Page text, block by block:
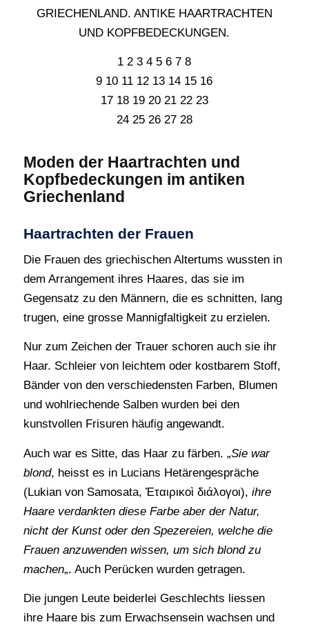
GRIECHENLAND. ANTIKE HAARTRACHTEN
UND KOPFBEDECKUNGEN.
1 2 3 4 5 6 7 8
9 10 11 12 13 14 15 16
17 18 19 20 21 22 23
24 25 26 27 28
Moden der Haartrachten und
Kopfbedeckungen im antiken
Griechenland
Haartrachten der Frauen
Die Frauen des griechischen Altertums wussten in
dem Arrangement ihres Haares, das sie im
Gegensatz zu den Männern, die es schnitten, lang
trugen, eine grosse Mannigfaltigkeit zu erzielen.
Nur zum Zeichen der Trauer schoren auch sie ihr
Haar. Schleier von leichtem oder kostbarem Stoff,
Bänder von den verschiedensten Farben, Blumen
und wohlriechende Salben wurden bei den
kunstvollen Frisuren häufig angewandt.
Auch war es Sitte, das Haar zu färben. „Sie war
blond, heisst es in Lucians Hetärengespräche
(Lukian von Samosata, Ἑταιρικοὶ διάλογοι), ihre
Haare verdankten diese Farbe aber der Natur,
nicht der Kunst oder den Spezereien, welche die
Frauen anzuwenden wissen, um sich blond zu
machen„. Auch Perücken wurden getragen.
Die jungen Leute beiderlei Geschlechts liessen
ihre Haare bis zum Erwachsensein wachsen und